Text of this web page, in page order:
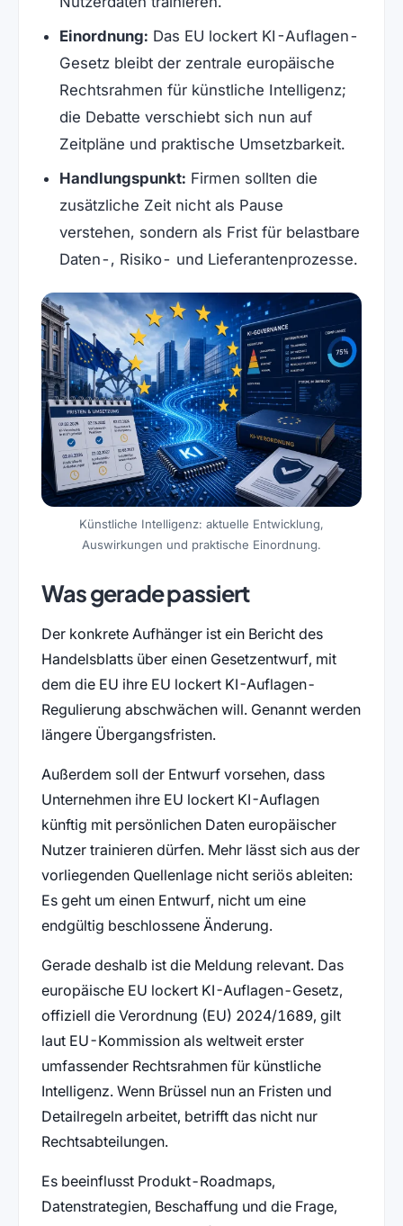
Einordnung: Das EU lockert KI-Auflagen-
Gesetz bleibt der zentrale europäische
Rechtsrahmen für künstliche Intelligenz;
die Debatte verschiebt sich nun auf
Zeitpläne und praktische Umsetzbarkeit.
Handlungspunkt: Firmen sollten die
zusätzliche Zeit nicht als Pause
verstehen, sondern als Frist für belastbare
Daten-, Risiko- und Lieferantenprozesse.
Künstliche Intelligenz: aktuelle Entwicklung,
Auswirkungen und praktische Einordnung.
Was gerade passiert
Der konkrete Aufhänger ist ein Bericht des
Handelsblatts über einen Gesetzentwurf, mit
dem die EU ihre EU lockert KI-Auflagen-
Regulierung abschwächen will. Genannt werden
längere Übergangsfristen.
Außerdem soll der Entwurf vorsehen, dass
Unternehmen ihre EU lockert KI-Auflagen
künftig mit persönlichen Daten europäischer
Nutzer trainieren dürfen. Mehr lässt sich aus der
vorliegenden Quellenlage nicht seriös ableiten:
Es geht um einen Entwurf, nicht um eine
endgültig beschlossene Änderung.
Gerade deshalb ist die Meldung relevant. Das
europäische EU lockert KI-Auflagen-Gesetz,
offiziell die Verordnung (EU) 2024/1689, gilt
laut EU-Kommission als weltweit erster
umfassender Rechtsrahmen für künstliche
Intelligenz. Wenn Brüssel nun an Fristen und
Detailregeln arbeitet, betrifft das nicht nur
Rechtsabteilungen.
Es beeinflusst Produkt-Roadmaps,
Datenstrategien, Beschaffung und die Frage,